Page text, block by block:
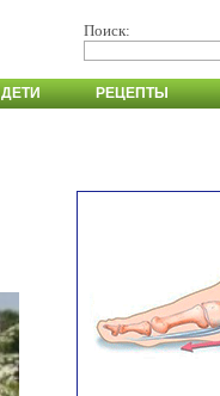
Поиск:
ДЕТИ РЕЦЕПТЫ